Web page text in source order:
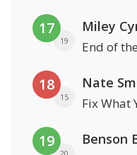
17
19
Miley
End of
18
15
Nate
Fix What
19 Benson